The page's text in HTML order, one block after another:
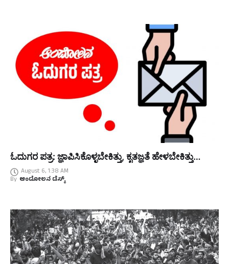
ಓದುಗರ ಪತ್ರ: ಜ್ಞಾಪಿಸಿಕೊಳ್ಳಬೇಕಿತ್ತು, ಕೃತಜ್ಞತೆ ಹೇಳಬೇಕಿತ್ತು…
August 6, 1:38 AM
By ಆಂದೋಲನ ಡೆಸ್ಕ್